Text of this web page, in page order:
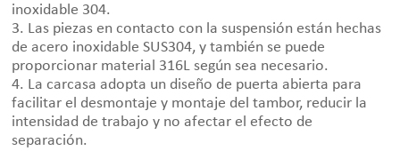
inoxidable 304.
3. Las piezas en contacto con la suspensión están hechas
de acero inoxidable SUS304, y también se puede
proporcionar material 316L según sea necesario.
4. La carcasa adopta un diseño de puerta abierta para
facilitar el desmontaje y montaje del tambor, reducir la
intensidad de trabajo y no afectar el efecto de
separación.